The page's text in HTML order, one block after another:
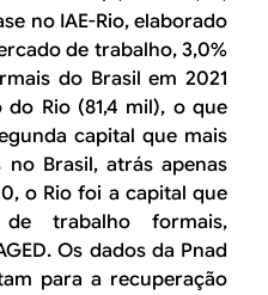
no IAE-Rio, elaborado
de trabalho, 3,0%
do Brasil em 2021
Rio (81,4 mil), o que
capital que mais
Brasil, atrás apenas
o Rio foi a capital que
trabalho formais,
Os dados da Pnad
para a recuperação